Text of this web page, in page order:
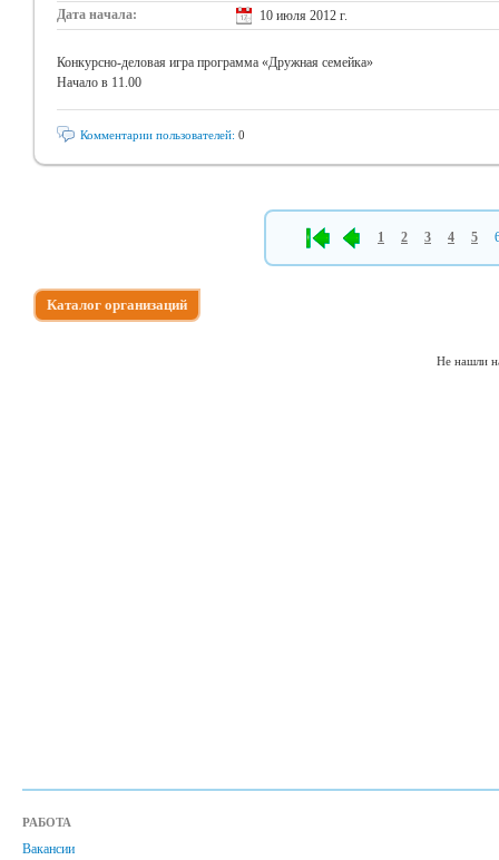
Дата начала:
10 июля 2012 г.
Конкурсно-деловая игра программа «Дружная семейка»
Начало в 11.00
Комментарии пользователей: 0
1 2 3 4 5
Каталог организаций
Не нашли
РАБОТА
Вакансии